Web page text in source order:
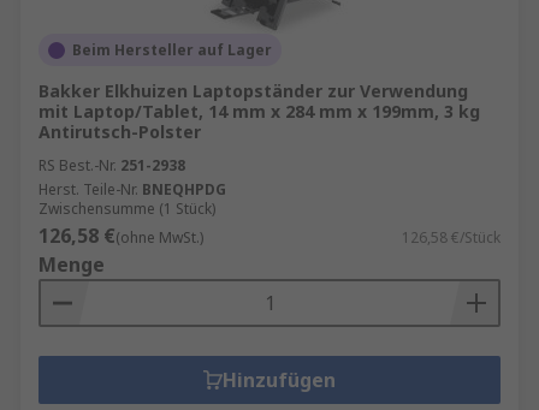
Beim Hersteller auf Lager
Bakker Elkhuizen Laptopständer zur Verwendung
mit Laptop/Tablet, 14 mm x 284 mm x 199mm, 3 kg
Antirutsch-Polster
RS Best.-Nr. 251-2938
Herst. Teile-Nr. BNEQHPDG
Zwischensumme (1 Stück)
126,58 €(ohne MwSt.) 126,58 €/Stück
Menge
Hinzufügen